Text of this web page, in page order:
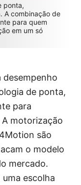
ponta,
A combinação de
para quem
em um só
desempenho
de ponta,
para
motorização
são
o modelo
mercado.
escolha